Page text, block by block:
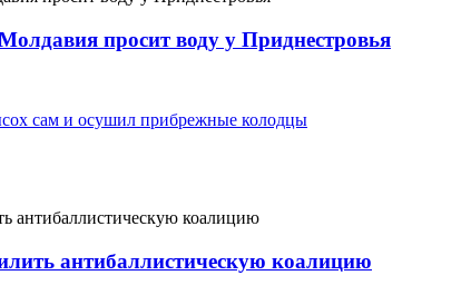
просит воду у Приднестровья
сам и осушил прибрежные колодцы
антибаллистическую коалицию